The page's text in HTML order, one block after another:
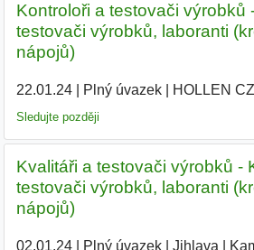
Kontroloři a testovači výrobků
testovači výrobků, laboranti
nápojů)
22.01.24| Plný úvazek| HOLLEN
Sledujte později
Kvalitáři a testovači výrobků -
testovači výrobků, laboranti
nápojů)
02.01.24| Plný úvazek| Jihlava